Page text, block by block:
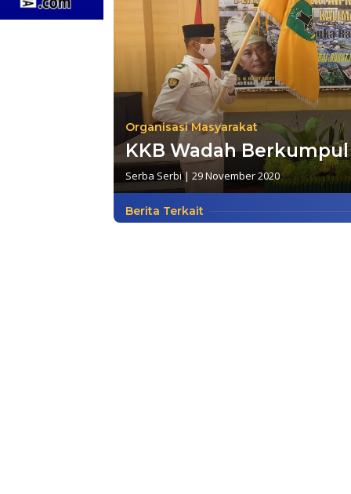
Organisasi Masyarakat
KKB Wadah
Serba Serbi| 29 November 2020
Berita Terkait